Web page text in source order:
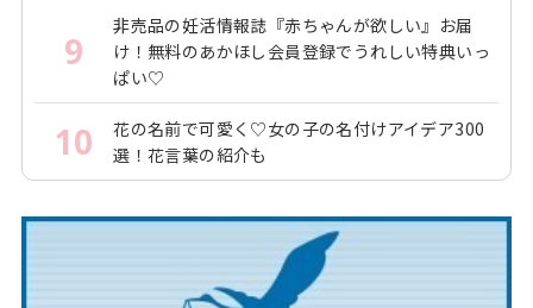
9
非売品の妊活情報誌『赤ちゃんが欲しい』お届
け！無料のあかほし会員登録でうれしい特典いっ
ぱい♡
10
花の名前で可愛く♡女の子の名付けアイデア300
選！花言葉の紹介も